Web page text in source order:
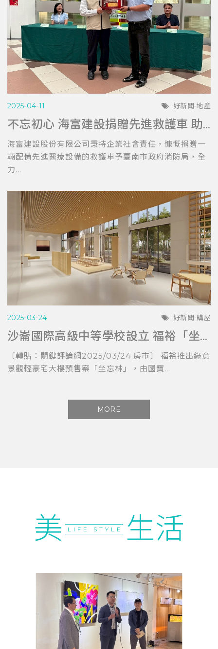
2025-04-11 好新聞-地產
不忘初心 海富建設捐贈先進救護車 助力台南消防局提升救護效能
海富建設股份有限公司秉持企業社會責任，慷慨捐贈一
輛配備先進醫療設備的救護車予臺南市政府消防局，全
力...
2025-03-24 好新聞-購屋
沙崙國際高級中等學校設立 福裕「坐忘林」擁科技與教育加持
〔轉貼：關鍵評論網2025/03/24 房市〕 福裕推出綠意
景觀輕豪宅大樓預售案「坐忘林」，由國寶...
MORE
美 LIFE STYLE 生活